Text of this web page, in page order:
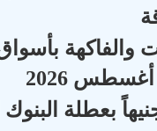
والفاكهة
بـ 49.84 جنيهاً بعطلة